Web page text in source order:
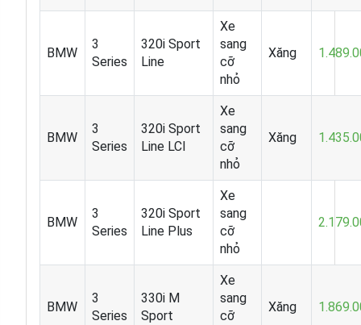
BMW
3
Series
320i Sport
Line
Xe
sang
cỡ
nhỏ
Xăng
BMW
3
Series
320i Sport
Line LCI
Xe
sang
cỡ
nhỏ
Xăng
BMW
3
Series
320i Sport
Line Plus
Xe
sang
cỡ
nhỏ
BMW
3
Series
330i M
Sport
Xe
sang
cỡ
Xăng